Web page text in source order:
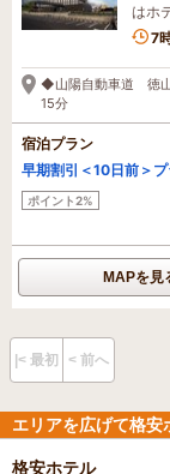
はホ
7
◆山陽自動車道 徳
15分
宿泊プラン
早期割引＜10日前＞プ
ポイント2%
MAPを見
|< 最初 < 前へ
エリアを広げて格安
格安ホテル